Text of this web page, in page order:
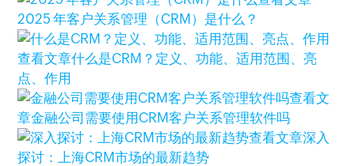
2025 年客户关系管理（CRM）是什么？
查看文章什么是CRM？定义、功能、适用范围、亮
点、作用
查看文
章金融公司需要使用CRM客户关系管理软件吗
查看文章深入
探讨：上海CRM市场的最新趋势